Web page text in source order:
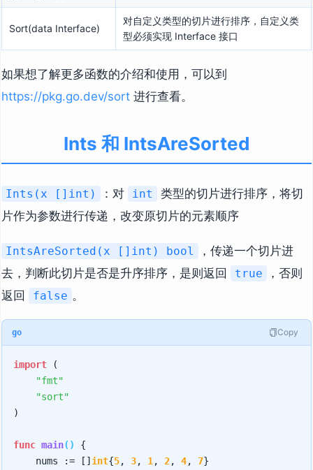
Sort(data Interface)
对自定义类型的切片进行排序，自定义类
型必须实现 Interface 接口
如果想了解更多函数的介绍和使用，可以到
https://pkg.go.dev/sort 进行查看。
Ints 和 IntsAreSorted
Ints(x []int) ：对 int
类型的切片进行排序，将切
片作为参数进行传递，改变原切片的元素顺序
IntsAreSorted(x []int) bool
，传递一个切片进
去，判断此切片是否是升序排序，是则返回
true
，否则
返回
false 。
go Copy
import (
"fmt"
"sort"
)
func main()
{
    nums := []
int{5, 3, 1 , 2, 4, 7}